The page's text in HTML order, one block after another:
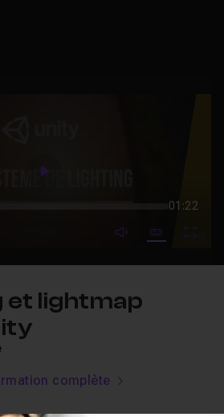
Play
01:22
mute video
Subtitles
et lightmap
complète